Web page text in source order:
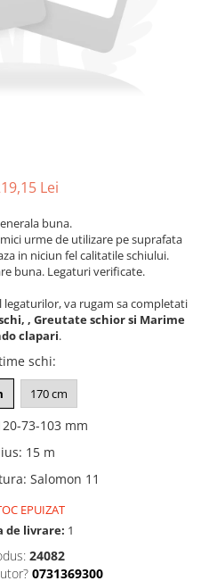
Lei
buna.
urme de utilizare pe suprafata
in niciun fel calitatile schiului.
buna. Legaturi verificate.
legaturilor, va rugam sa completati
, Greutate schior si Marime
clapari.
schi:
170 cm
73-103 mm
: 15 m
: Salomon 11
EPUIZAT
de livrare: 1
24082
0731369300